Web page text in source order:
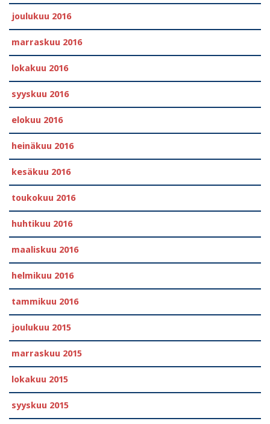
joulukuu 2016
marraskuu 2016
lokakuu 2016
syyskuu 2016
elokuu 2016
heinäkuu 2016
kesäkuu 2016
toukokuu 2016
huhtikuu 2016
maaliskuu 2016
helmikuu 2016
tammikuu 2016
joulukuu 2015
marraskuu 2015
lokakuu 2015
syyskuu 2015